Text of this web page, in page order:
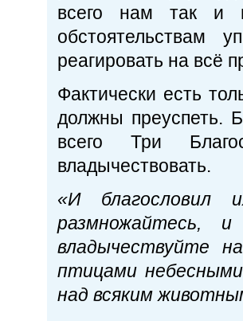
всего нам так и
обстоятельствам
реагировать на всё
Фактически есть
должны преуспеть.
всего Три
владычествовать.
«И
размножайтесь,
владычествуйте
птицами
над всяким